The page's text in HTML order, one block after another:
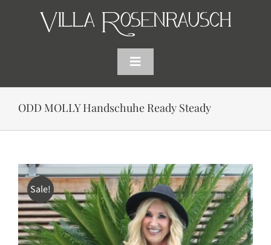
Toggle
Navigation
SHOP
AKTUELLES
WARENKORB
ODD MOLLY Handschuhe Ready Steady
Sale!